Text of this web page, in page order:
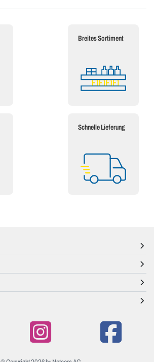
Breites Sortiment
Schnelle Lieferung